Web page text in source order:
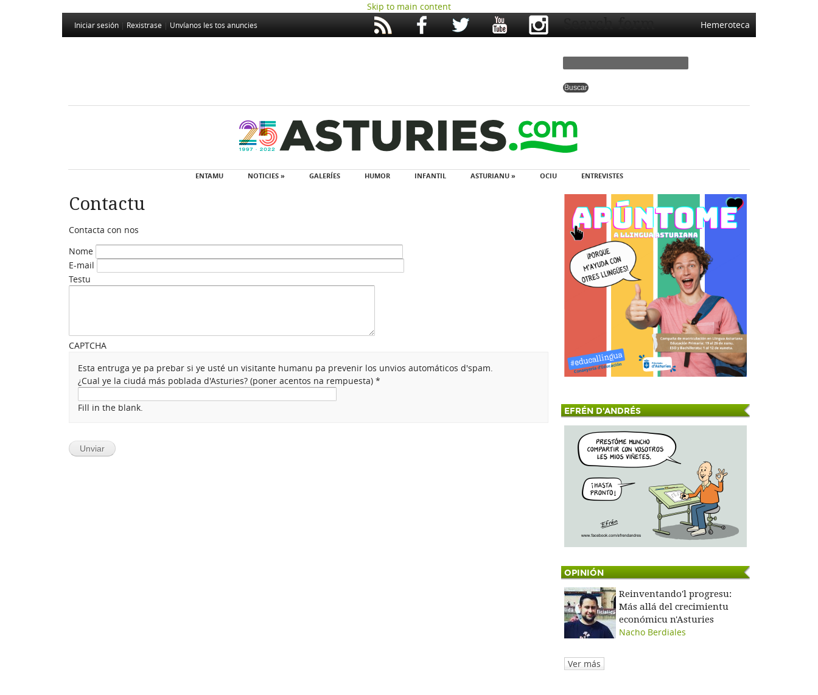
Skip to main content
Iniciar sesión Rexistrase Unvíanos les tos anuncies Hemeroteca
Search form
ENTAMU NOTICIES » GALERÍES HUMOR INFANTIL ASTURIANU » OCIU ENTREVISTES
Contactu
Contacta con nos
Nome
E-mail
Testu
CAPTCHA
Esta entruga ye pa prebar si ye usté un visitante humanu pa prevenir los unvios automáticos d'spam.
¿Cual ye la ciudá más poblada d'Asturies? (poner acentos na rempuesta)*
Fill in the blank. EFRÉN D'ANDRÉS
OPINIÓN
Reinventando'l progresu:
Más allá del crecimientu
económicu n'Asturies
Nacho Berdiales
Ver más